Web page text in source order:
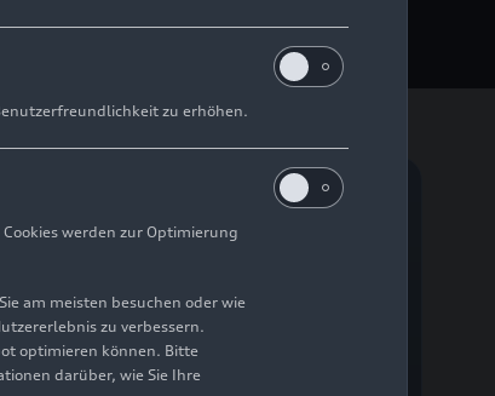
zu erhöhen.
werden zur Optimierung
am meisten besuchen oder wie
zu verbessern.
optimieren können. Bitte
darüber, wie Sie Ihre